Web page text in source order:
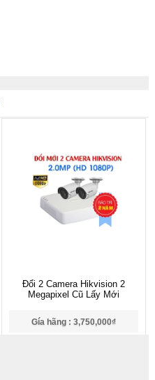
Đổi 2 Camera Hikvision 2
Megapixel Cũ Lấy Mới
Gía hãng : 3,750,000₫